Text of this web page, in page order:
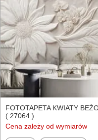
FOTOTAPETA KWIATY
( 27064 )
Cena zależy od wymiarów